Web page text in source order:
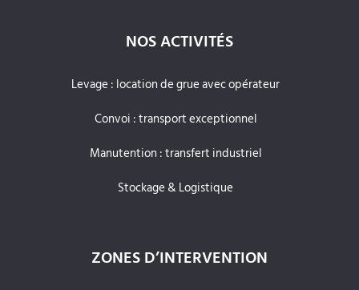
NOS ACTIVITÉS
Levage : location de grue avec opérateur
Convoi : transport exceptionnel
Manutention : transfert industriel
Stockage & Logistique
ZONES D’INTERVENTION